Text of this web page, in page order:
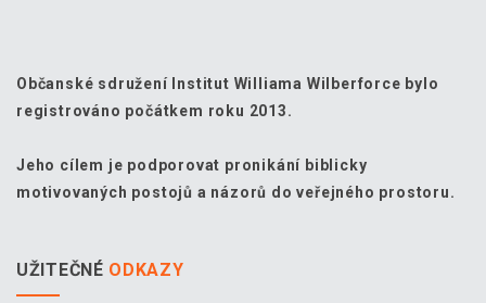
Občanské sdružení Institut Williama Wilberforce bylo
registrováno počátkem roku 2013.
Jeho cílem je podporovat pronikání biblicky
motivovaných postojů a názorů do veřejného prostoru.
UŽITEČNÉ ODKAZY